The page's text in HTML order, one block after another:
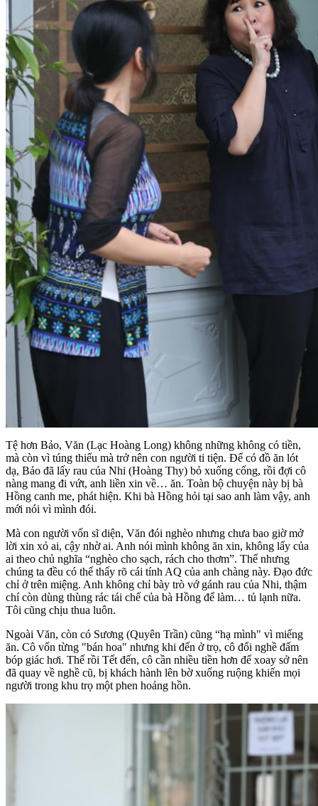
Tệ hơn Bảo, Văn (Lạc Hoàng Long) không những không có tiền,
mà còn vì túng thiếu mà trở nên con người ti tiện. Để có đồ ăn lót
dạ, Bảo đã lấy rau của Nhi (Hoàng Thy) bỏ xuống cống, rồi đợi cô
nàng mang đi vứt, anh liền xin về… ăn. Toàn bộ chuyện này bị bà
Hồng canh me, phát hiện. Khi bà Hồng hỏi tại sao anh làm vậy, anh
mới nói vì mình đói.
Mà con người vốn sĩ diện, Văn đói nghèo nhưng chưa bao giờ mở
lời xin xỏ ai, cậy nhờ ai. Anh nói mình không ăn xin, không lấy của
ai theo chủ nghĩa “nghèo cho sạch, rách cho thơm”. Thế nhưng
chúng ta đều có thể thấy rõ cái tính AQ của anh chàng này. Đạo đức
chỉ ở trên miệng. Anh không chỉ bày trò vớ gánh rau của Nhi, thậm
chí còn dùng thùng rác tái chế của bà Hồng để làm… tủ lạnh nữa.
Tôi cũng chịu thua luôn.
Ngoài Văn, còn có Sương (Quyên Trần) cũng “hạ mình" vì miếng
ăn. Cô vốn từng "bán hoa" nhưng khi đến ở trọ, cô đổi nghề đấm
bóp giác hơi. Thế rồi Tết đến, cô cần nhiều tiền hơn để xoay sở nên
đã quay về nghề cũ, bị khách hành lên bờ xuống ruộng khiến mọi
người trong khu trọ một phen hoảng hồn.